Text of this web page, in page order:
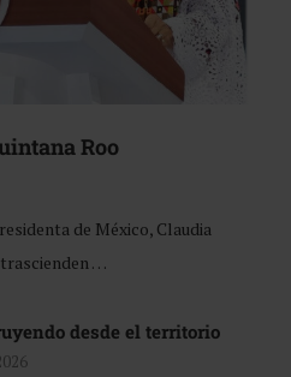
Roo
de México, Claudia
trascienden …
desde el territorio